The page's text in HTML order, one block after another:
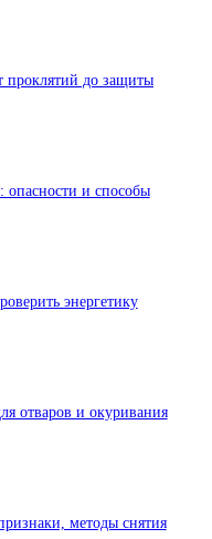
проклятий до защиты
опасности и способы
энергетику
отваров и окуривания
методы снятия